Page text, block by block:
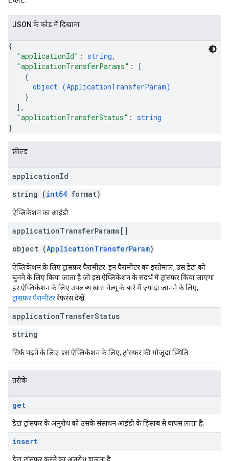
JSON के काेड में दिखाना
{
"applicationId" : string,
"applicationTransferParams" :
[
{
object (ApplicationTransferParam)
}
] ,
"applicationTransferStatus" : string
}
फ़ील्ड
applicationId
string (int64 format)
ऐप्लिकेशन का आईडी.
applicationTransferParams[]
object (ApplicationTransferParam)
ऐप्लिकेशन के लिए ट्रांसफ़र पैरामीटर. इन पैरामीटर का इस्तेमाल, उस डेटा को
चुनने के लिए किया जाता है जो इस ऐप्लिकेशन के संदर्भ में ट्रांसफ़र किया जाएगा.
हर ऐप्लिकेशन के लिए उपलब्ध खास वैल्यू के बारे में ज़्यादा जानने के लिए,
ट्रांसफ़र पैरामीटररेफ़रंस देखें.
applicationTransferStatus
string
सिर्फ़ पढ़ने के लिए. इस ऐप्लिकेशन के लिए, ट्रांसफ़र की मौजूदा स्थिति.
तरीके
get
डेटा ट्रांसफ़र के अनुरोध को उसके संसाधन आईडी के हिसाब से वापस लाता है.
insert